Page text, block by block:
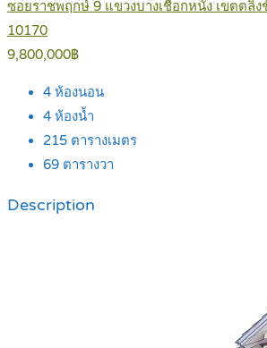
ซอยราชพฤกษ์ 9 แขวงบางเชือกหนัง เขตตลิ่
10170
9,800,000฿
4 ห้องนอน
4 ห้องน้ำ
215 ตารางเมตร
69 ตารางวา
Description